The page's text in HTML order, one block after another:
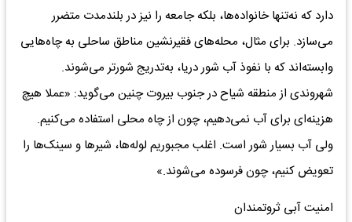
دارد که نه‌تنها خانواده‌ها، بلکه جامعه را نیز در بلندمدت متضرر
می‌سازد. برای مثال، محله‌های فقیرنشین مناطق ساحلی به چاه‌هایی
وابسته‌اند که با نفوذ آب شور دریا، به‌تدریج شورتر می‌شوند.
شهروندی از منطقه شیاح در جنوب بیروت چنین می‌گوید: «عملا هیچ
هزینه‌ای برای آب نمی‌دهیم، چون از چاه محلی استفاده می‌کنیم.
ولی آب بسیار شور است. اغلب مجبوریم لوله‌ها، شیرها و سینک‌ها را
تعویض کنیم، چون فرسوده می‌شوند.»
امنیت آبی ثروتمندان